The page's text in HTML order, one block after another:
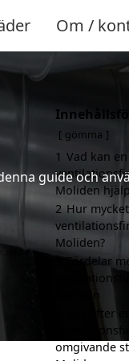
Om /
guide och
gömma
1 Vad kan en
Moliden
2 Hur
Moliden?
3 Fördelar
Moliden
Sök efter
omgivande